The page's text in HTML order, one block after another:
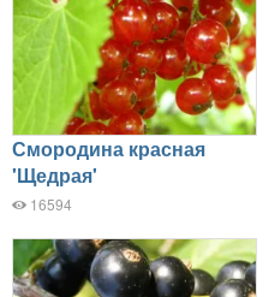
Смородина красная
'Щедрая'
16594